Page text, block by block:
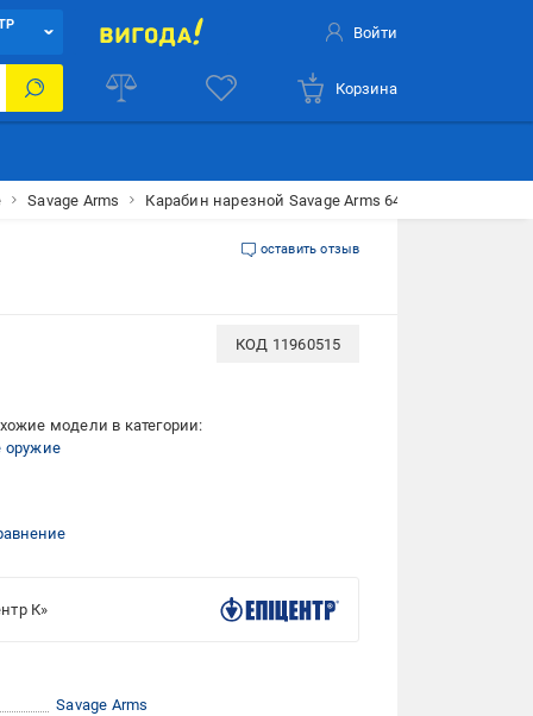
Войти
Корзина
Savage Arms Карабин нарезной Savage Arms 64 FV-SR 22 LR 16
оставить отзыв
КОД 11960515
модели в категории:
оружие
К»
Savage Arms